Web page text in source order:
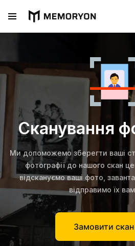
Сканування
Ми допоможемо зберегти ваші
фотографії до нашого скан
відскануємо ваші фото,
відправимо їх
Замовити